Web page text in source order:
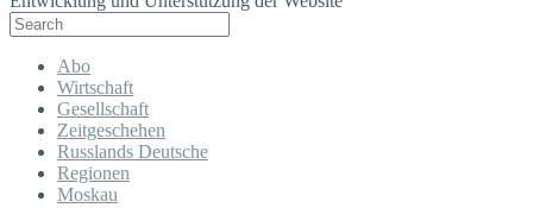
Abo
Wirtschaft
Gesellschaft
Zeitgeschehen
Russlands Deutsche
Regionen
Moskau